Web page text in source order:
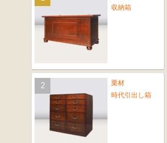
収納箱
栗材
時代引出し箱